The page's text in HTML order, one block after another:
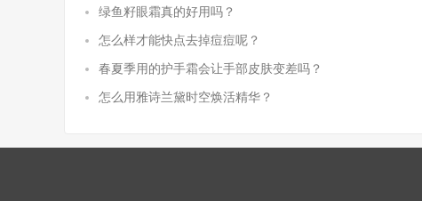
绿鱼籽眼霜真的好用吗？
怎么样才能快点去掉痘痘呢？
春夏季用的护手霜会让手部皮肤变差吗？
怎么用雅诗兰黛时空焕活精华？